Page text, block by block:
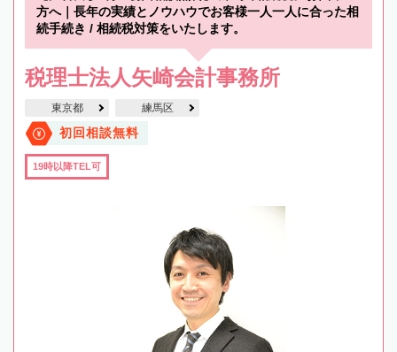
方へ｜長年の実績とノウハウでお客様一人一人に合った相
続手続き / 相続税対策をいたします。
税理士法人矢崎会計事務所
東京都 練馬区
初回相談無料
19時以降TEL可